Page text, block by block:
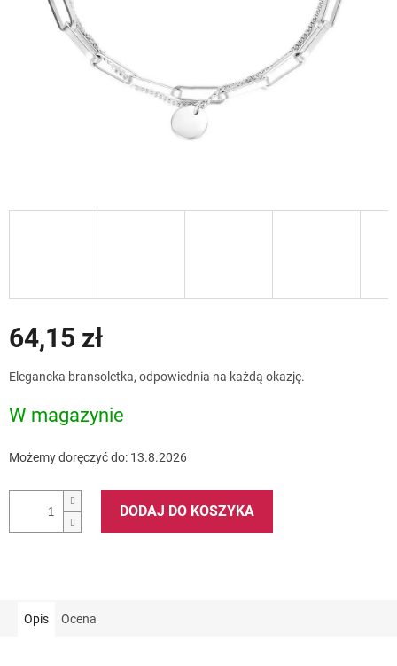
64,15 zł
jednostkowa:
Elegancka bransoletka, odpowiednia na każdą okazję.
W magazynie
Możemy doręczyć do: 13.8.2026
DODAJ DO KOSZYKA
Opis Ocena